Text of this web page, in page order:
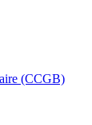
(CCGB)